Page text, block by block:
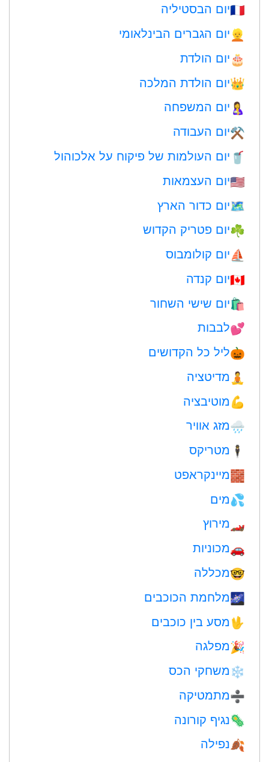
🇫🇷יום הבסטיליה
👱 יום הגברים הבינלאומי
🎂 יום הולדת
👑יום הולדת המלכה
🤱 יום המשפחה
⚒️יום העבודה
🥤 יום העולמות של פיקוח על אלכוהול
🇺🇸יום העצמאות
🗺️יום כדור הארץ
☘️יום פטריק הקדוש
⛵️יום קולומבוס
🇨🇦יום קנדה
🛍יום שישי השחור
💕לבבות
🎃ליל כל הקדושים
🧘 מדיטציה
💪מוטיבציה
🌧מזג אוויר
🕴️ מטריקס
🧱מיינקראפט
💦מים
🏎 מירוץ
🚗מכוניות
🤓מכללה
🌌מלחמת הכוכבים
🖖מסע בין כוכבים
🎉מפלגה
❄️משחקי הכס
➗מתמטיקה
🦠נגיף קורונה
🍂נפילה